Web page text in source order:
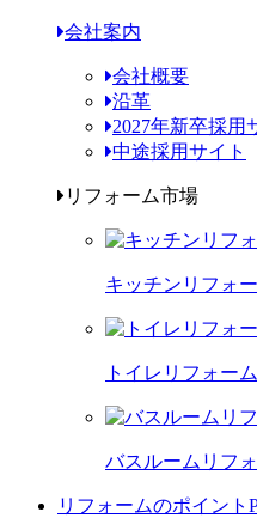
会社案内
会社概要
沿革
2027年新卒採用
中途採用サイト
リフォーム市場
キッチンリフォ
トイレリフォー
バスルームリフ
リフォームのポイント